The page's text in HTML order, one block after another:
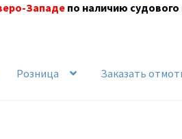
Западе по наличию
Розница Заказать